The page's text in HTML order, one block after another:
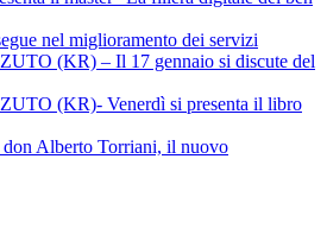
nel miglioramento dei servizi
(KR) – Il 17 gennaio si discute del
(KR)- Venerdì si presenta il libro
Alberto Torriani, il nuovo